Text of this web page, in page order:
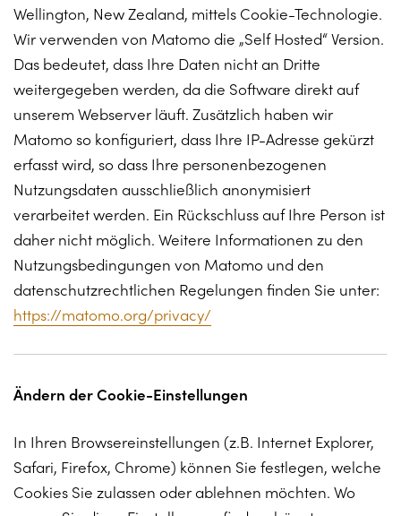
Wellington, New Zealand, mittels Cookie-Technologie.
Wir verwenden von Matomo die „Self Hosted“ Version.
Das bedeutet, dass Ihre Daten nicht an Dritte
weitergegeben werden, da die Software direkt auf
unserem Webserver läuft. Zusätzlich haben wir
Matomo so konfiguriert, dass Ihre IP-Adresse gekürzt
erfasst wird, so dass Ihre personenbezogenen
Nutzungsdaten ausschließlich anonymisiert
verarbeitet werden. Ein Rückschluss auf Ihre Person ist
daher nicht möglich. Weitere Informationen zu den
Nutzungsbedingungen von Matomo und den
datenschutzrechtlichen Regelungen finden Sie unter:
https://matomo.org/privacy/
Ändern der Cookie-Einstellungen
In Ihren Browsereinstellungen (z.B. Internet Explorer,
Safari, Firefox, Chrome) können Sie festlegen, welche
Cookies Sie zulassen oder ablehnen möchten. Wo